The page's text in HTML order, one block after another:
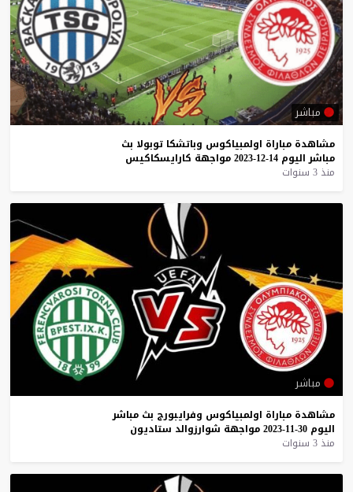
مباشر
مشاهدة مباراة اولمبياكوس وباتشكا توبولا بث
مباشر اليوم 14-12-2023 مواجهة كارايسكاكيس
منذ 3 سنوات
مباشر
مشاهدة مباراة اولمبياكوس وفرايبورج بث مباشر
اليوم 30-11-2023 مواجهة شوارزوالد ستاديون
منذ 3 سنوات